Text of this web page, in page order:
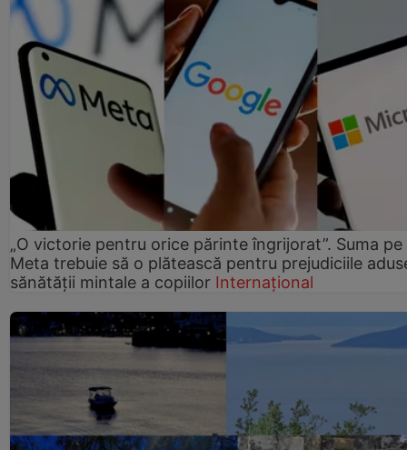
„O victorie pentru orice părinte îngrijorat”. Suma pe
Meta trebuie să o plătească pentru prejudiciile
sănătății mintale a copiilor Internațional